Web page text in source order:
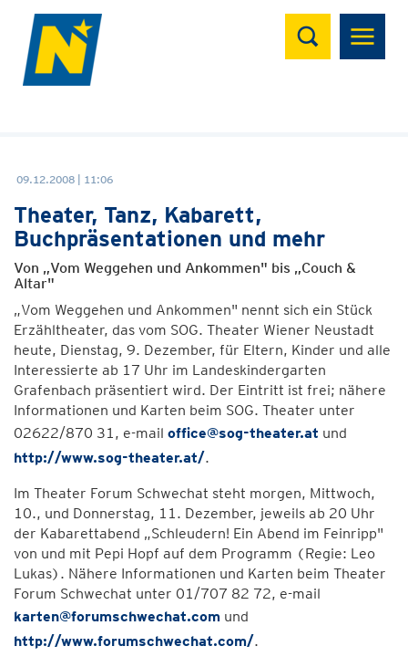
Suchen
09.12.2008 | 11:06
Theater, Tanz, Kabarett,
Buchpräsentationen und mehr
Von „Vom Weggehen und Ankommen" bis „Couch &
Altar"
„Vom Weggehen und Ankommen" nennt sich ein Stück
Erzähltheater, das vom SOG. Theater Wiener Neustadt
heute, Dienstag, 9. Dezember, für Eltern, Kinder und alle
Interessierte ab 17 Uhr im Landeskindergarten
Grafenbach präsentiert wird. Der Eintritt ist frei; nähere
Informationen und Karten beim SOG. Theater unter
02622/870 31, e-mail office@sog-theater.at und
http://www.sog-theater.at/.
Im Theater Forum Schwechat steht morgen, Mittwoch,
10., und Donnerstag, 11. Dezember, jeweils ab 20 Uhr
der Kabarettabend „Schleudern! Ein Abend im Feinripp"
von und mit Pepi Hopf auf dem Programm (Regie: Leo
Lukas). Nähere Informationen und Karten beim Theater
Forum Schwechat unter 01/707 82 72, e-mail
karten@forumschwechat.com und
http://www.forumschwechat.com/.